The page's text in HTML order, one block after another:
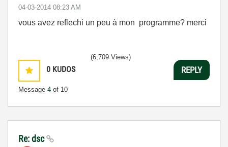
‎04-03-2014 08:23 AM
vous avez reflechi un peu à mon programme? merci
0 KUDOS
Message 4 of 10
(6,709 Views)
REPLY
Re: dsc